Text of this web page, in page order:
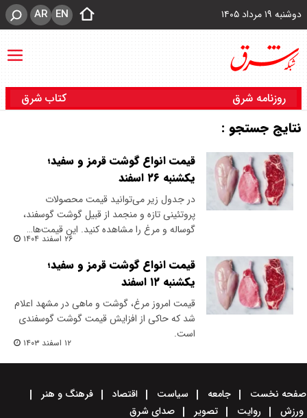
دوشنبه ۱۹ مرداد ۱۴۰۵ EN
AR
روزنامه شرق کتاب شرق
نتایج جستجو :
قیمت انواع گوشت قرمز و سفید؛
یکشنبه ۲۶ اسفند
در جدول زیر می‌توانید قیمت محصولات
پروتئینی تازه و منجمد از قبیل گوشت گوسفند،
گوساله و مرغ را مشاهده کنید. این قیمت‌ها…
۲۶ اسفند ۱۴۰۴
قیمت انواع گوشت قرمز و سفید؛
یکشنبه ۱۲ اسفند
قیمت امروز مرغ، گوشت و ماهی در مشهد اعلام
شد که حاکی از افزایش قیمت گوشت گوسفندی
است.
۱۲ اسفند ۱۴۰۳
صفحه نخست جامعه سیاست اقتصاد
فرهنگ و هنر
ورزش
روایت تصویر صدای شرق